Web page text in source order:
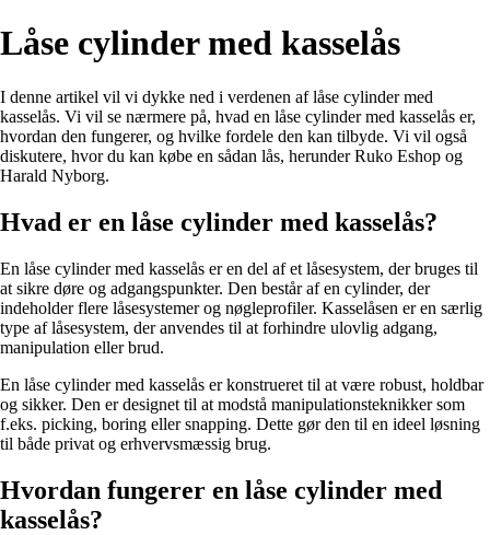
Låse cylinder med kasselås
I denne artikel vil vi dykke ned i verdenen af låse cylinder med
kasselås. Vi vil se nærmere på, hvad en låse cylinder med kasselås er,
hvordan den fungerer, og hvilke fordele den kan tilbyde. Vi vil også
diskutere, hvor du kan købe en sådan lås, herunder Ruko Eshop og
Harald Nyborg.
Hvad er en låse cylinder med kasselås?
En låse cylinder med kasselås er en del af et låsesystem, der bruges til
at sikre døre og adgangspunkter. Den består af en cylinder, der
indeholder flere låsesystemer og nøgleprofiler. Kasselåsen er en særlig
type af låsesystem, der anvendes til at forhindre ulovlig adgang,
manipulation eller brud.
En låse cylinder med kasselås er konstrueret til at være robust, holdbar
og sikker. Den er designet til at modstå manipulationsteknikker som
f.eks. picking, boring eller snapping. Dette gør den til en ideel løsning
til både privat og erhvervsmæssig brug.
Hvordan fungerer en låse cylinder med
kasselås?